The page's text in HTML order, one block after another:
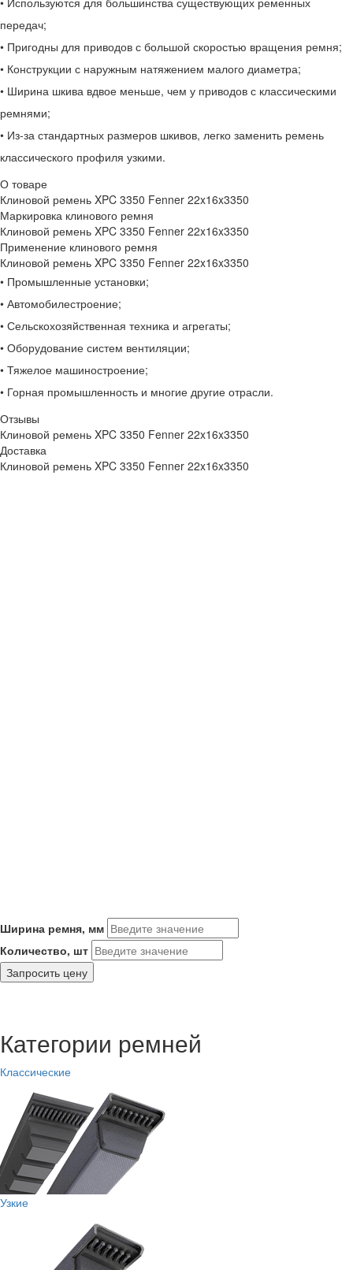
передач;
• Пригодны для приводов с большой скоростью вращения ремня;
• Конструкции с наружным натяжением малого диаметра;
• Ширина шкива вдвое меньше, чем у приводов с классическими
ремнями;
• Из-за стандартных размеров шкивов, легко заменить ремень
классического профиля узкими.
О товаре
Клиновой ремень XPC 3350 Fenner 22x16x3350
Маркировка клинового ремня
Клиновой ремень XPC 3350 Fenner 22x16x3350
Применение клинового ремня
Клиновой ремень XPC 3350 Fenner 22x16x3350
• Промышленные установки;
• Автомобилестроение;
• Сельскохозяйственная техника и агрегаты;
• Оборудование систем вентиляции;
• Тяжелое машиностроение;
• Горная промышленность и многие другие отрасли.
Отзывы
Клиновой ремень XPC 3350 Fenner 22x16x3350
Доставка
Клиновой ремень XPC 3350 Fenner 22x16x3350
Ширина ремня, мм
Количество, шт
Запросить цену
Категории ремней
Классические
Узкие